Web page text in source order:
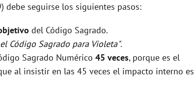
debe seguirse los siguientes pasos:
del Código Sagrado.
Código Sagrado para Violeta".
Sagrado Numérico 45 veces, porque es el
al insistir en las 45 veces el impacto interno es